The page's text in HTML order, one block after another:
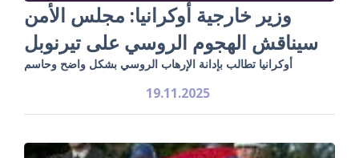
وزير خارجية أوكرانيا: مجلس الأمن
سيناقش الهجوم الروسي على تيرنوبل
أوكرانيا تطالب بإدانة الإرهاب الروسي بشكل واضح وحاسم
19.11.2025